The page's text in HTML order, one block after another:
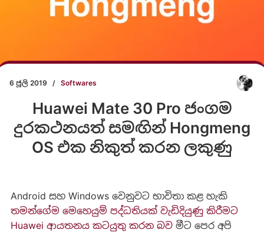
6 ජූලි 2019 / Softwares
Huawei Mate 30 Pro ජංගම
දුරකථනයත් සමඟින් Hongmeng
OS එක නිකුත් කරන ලකුණු
Android සහ Windows වෙනුවට භාවිතා කළ හැකි
තමන්ගේම මෙහෙයුම් පද්ධතියක් වැඩිදියුණු කිරීමට
Huawei ආයතනය කටයුතු කරන බවමීට පෙර අපි